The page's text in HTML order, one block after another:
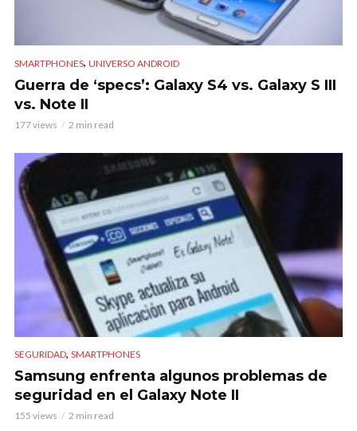
SMARTPHONES, UNIVERSO ANDROID
Guerra de ‘specs’: Galaxy S4 vs. Galaxy S III
vs. Note II
177 views 2 min read
SEGURIDAD, SMARTPHONES
Samsung enfrenta algunos problemas de
seguridad en el Galaxy Note II
155 views 2 min read